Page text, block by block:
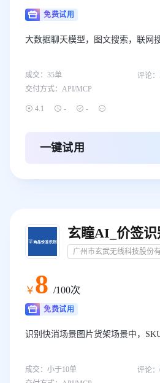
免费试用
大数据聊天模型，图文搜索，联网
成交： 35单 评论：
交付方式： API/MCP
 4.1  -  - 
一键试用
玄瞳AI_价签识
广州市玄武无线科技股份
￥ 8 /100次
免费试用
识别快消场景图片货架场景中，
成交： 小于10单 评论：